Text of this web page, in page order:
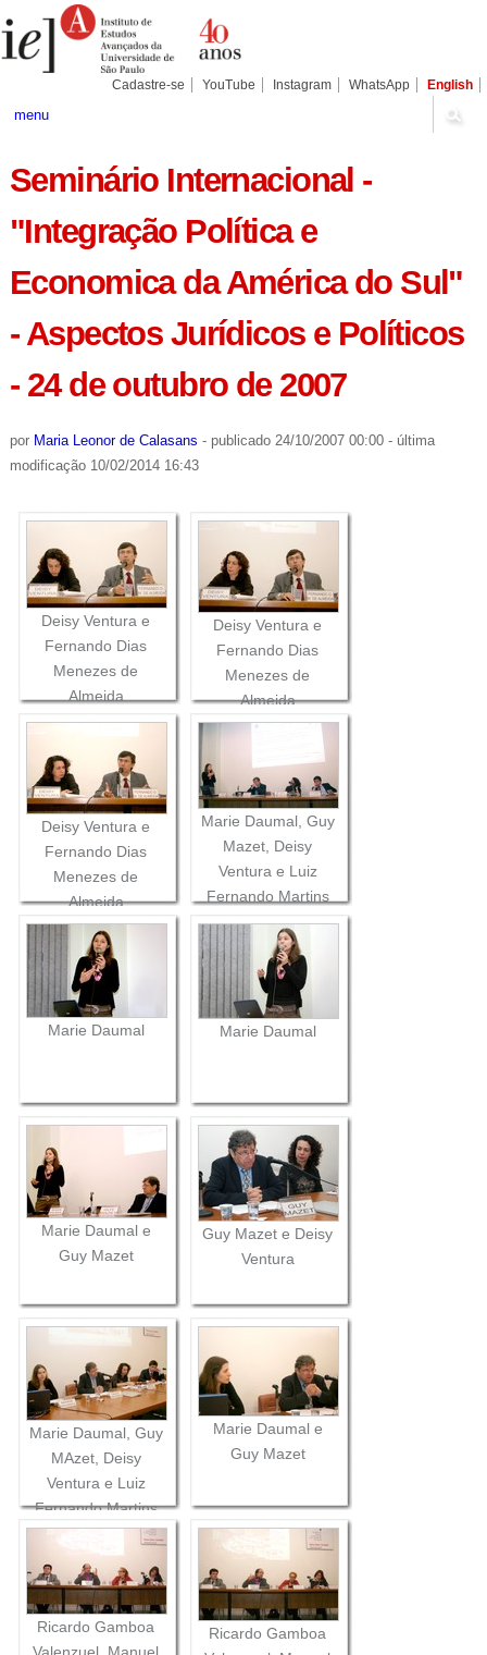
para
conteúdo.
Pessoais
Cadastre-se YouTube Instagram WhatsApp English
menu
Seminário Internacional -
"Integração Política e
Economica da América do Sul"
- Aspectos Jurídicos e Políticos
- 24 de outubro de 2007
por Maria Leonor de Calasans - publicado24/10/2007 00:00 - última
modificação10/02/2014 16:43
Deisy Ventura e
Fernando Dias
Menezes de
Almeida
Deisy Ventura e
Fernando Dias
Menezes de
Almeida
Deisy Ventura e
Fernando Dias
Menezes de
Almeida
Marie Daumal, Guy
Mazet, Deisy
Ventura e Luiz
Fernando Martins
Castro
Marie Daumal Marie Daumal
Marie Daumal e
Guy Mazet
Guy Mazet e Deisy
Ventura
Marie Daumal, Guy
MAzet, Deisy
Ventura e Luiz
Fernando Martins
Castro
Marie Daumal e
Guy Mazet
Ricardo Gamboa
Ricardo Gamboa